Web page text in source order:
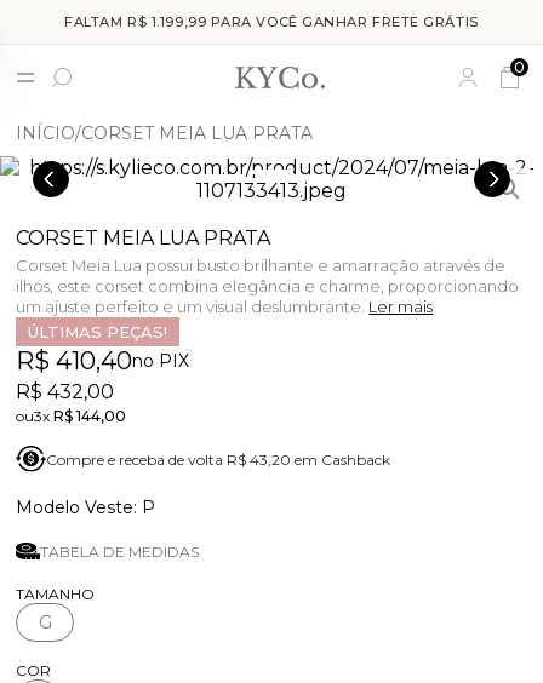
FALTAM R$ 1.199,99 PARA VOCÊ GANHAR FRETE GRÁTIS
0
INÍCIO CORSET MEIA LUA PRATA
CORSET MEIA LUA PRATA
Corset Meia Lua possui busto brilhante e amarração através de
ilhós, este corset combina elegância e charme, proporcionando
um ajuste perfeito e um visual deslumbrante. Ler mais
ÚLTIMAS PEÇAS!
R$ 410,40no PIX
R$ 432,00
3xR$ 144,00
Compre e receba de volta R$ 43,20 em Cashback
P
TABELA DE MEDIDAS
TAMANHO
G
COR